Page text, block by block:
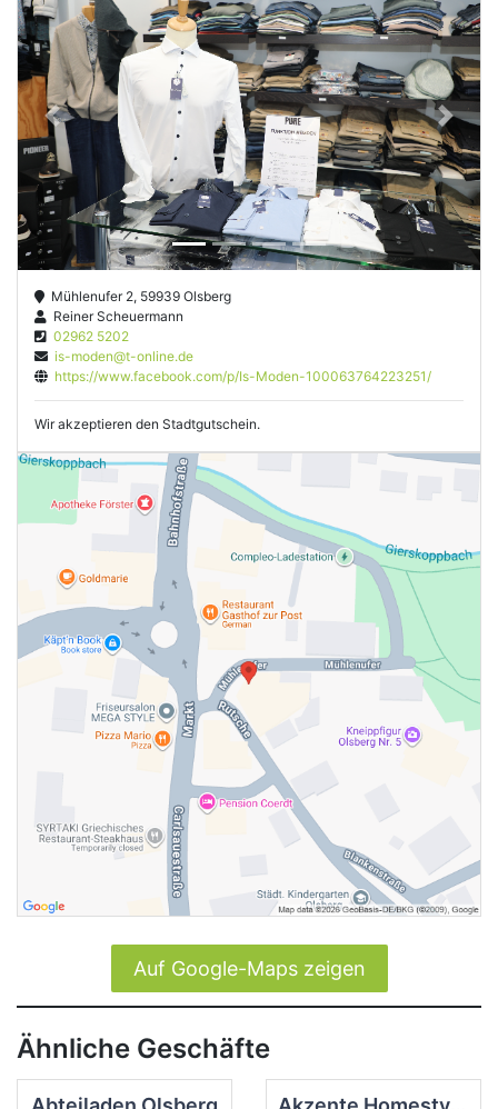
Previous Next
Mühlenufer 2, 59939 Olsberg
Reiner Scheuermann
02962 5202
is-moden@t-online.de
https://www.facebook.com/p/Is-Moden-100063764223251/
Wir akzeptieren den Stadtgutschein.
Auf Google-Maps zeigen
Ähnliche Geschäfte